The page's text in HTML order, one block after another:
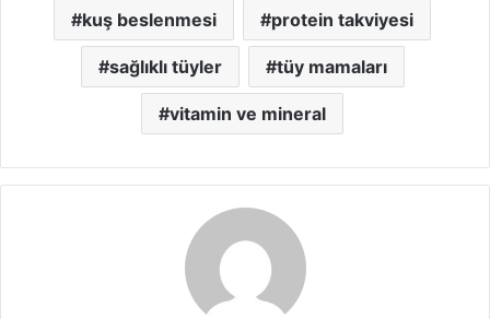
kuş beslenmesi protein takviyesi
sağlıklı tüyler tüy mamaları
vitamin ve mineral